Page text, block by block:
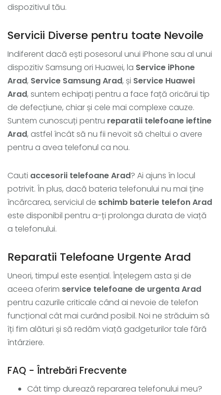
dispozitivul tău.
Servicii Diverse pentru toate Nevoile
Indiferent dacă ești posesorul unui iPhone sau al unui
dispozitiv Samsung ori Huawei, la Service iPhone
Arad, Service Samsung Arad, și Service Huawei
Arad, suntem echipați pentru a face față oricărui tip
de defecțiune, chiar și cele mai complexe cauze.
Suntem cunoscuți pentru reparatii telefoane ieftine
Arad, astfel încât să nu fii nevoit să cheltui o avere
pentru a avea telefonul ca nou.
Cauti accesorii telefoane Arad? Ai ajuns în locul
potrivit. În plus, dacă bateria telefonului nu mai ține
încărcarea, serviciul de schimb baterie telefon Arad
este disponibil pentru a-ți prolonga durata de viață
a telefonului.
Reparatii Telefoane Urgente Arad
Uneori, timpul este esențial. Înțelegem asta și de
aceea oferim service telefoane de urgenta Arad
pentru cazurile criticale când ai nevoie de telefon
funcțional cât mai curând posibil. Noi ne străduim să
îți fim alături și să redăm viață gadgeturilor tale fără
întârziere.
FAQ - Întrebări Frecvente
Cât timp durează repararea telefonului meu?